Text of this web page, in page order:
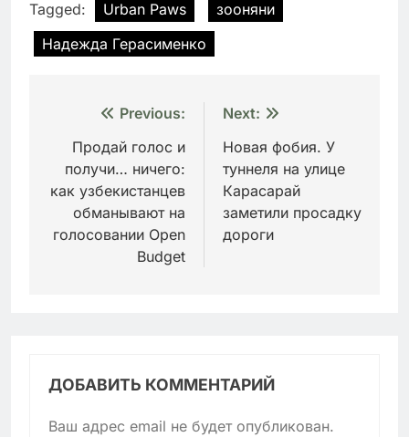
Tagged: Urban Paws
зооняни
Надежда Герасименко
Навигация
по
записям
Previous:
Продай голос и
получи… ничего:
как узбекистанцев
обманывают на
голосовании Open
Budget
Next:
Новая фобия. У
туннеля на улице
Карасарай
заметили просадку
дороги
ДОБАВИТЬ КОММЕНТАРИЙ
Ваш адрес email не будет опубликован.